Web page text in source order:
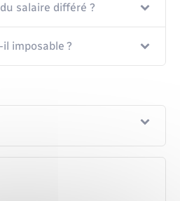
salaire différé ?
imposable ?